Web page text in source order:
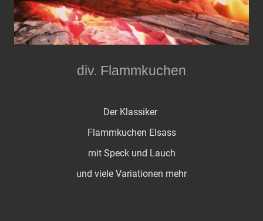
div. Flammkuchen
Der Klassiker
Flammkuchen Elsass
mit Speck und Lauch
und viele Variationen mehr